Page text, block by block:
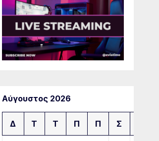
Αύγουστος 2026
Δ Τ Τ Π Π Σ